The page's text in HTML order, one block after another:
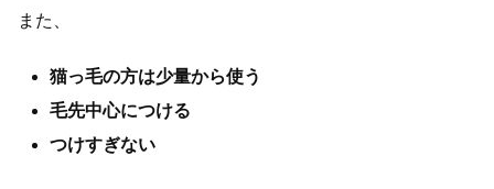
また、
猫っ毛の方は少量から使う
毛先中心につける
つけすぎない